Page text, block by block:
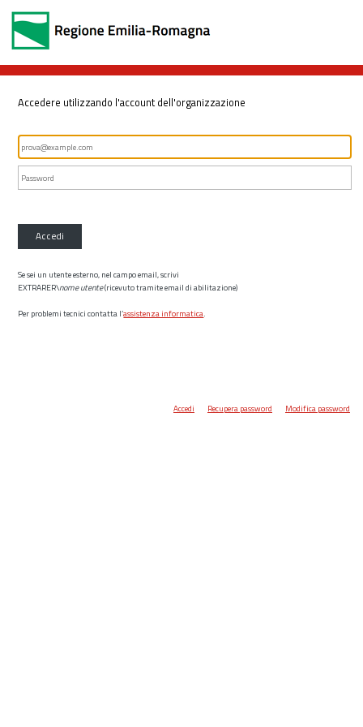
Accedere utilizzando l'account dell'organizzazione
Accedi
Se sei un utente esterno, nel campo email, scrivi
EXTRARER\nome utente(ricevuto tramite email di abilitazione)
Per problemi tecnici contatta l’assistenza informatica.
Accedi Recupera password Modifica password